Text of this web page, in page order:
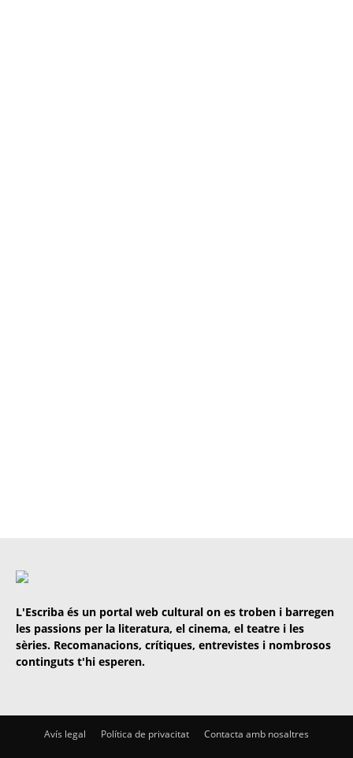
L'Escriba és un portal web cultural on es troben i barregen
les passions per la literatura, el cinema, el teatre i les
sèries. Recomanacions, crítiques, entrevistes i nombrosos
continguts t'hi esperen.
Avís legal Política de privacitat Contacta amb nosaltres